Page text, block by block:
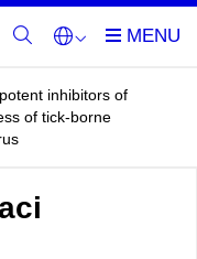
inhibitors of
of tick-borne